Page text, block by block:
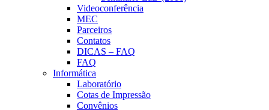
Videoconferência
MEC
Parceiros
Contatos
DICAS – FAQ
FAQ
Informática
Laboratório
Cotas de Impressão
Convênios